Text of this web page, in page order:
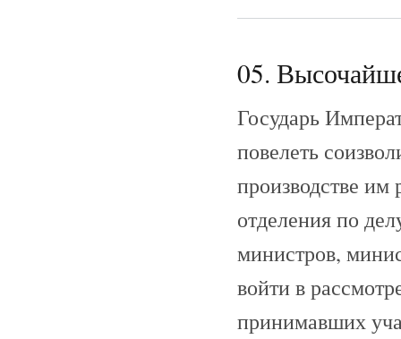
05.
Государь
повелеть
производстве им
отделения по
министров,
войти в
принимавших